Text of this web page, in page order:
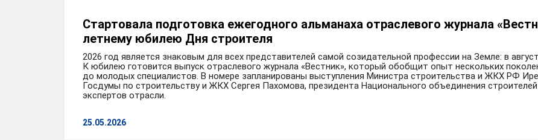
Стартовала подготовка ежегодного альманаха отраслевого журнала
летнему юбилею Дня строителя
2026 год является знаковым для всех представителей самой созидательной профессии на Земле: в
К юбилею готовится выпуск отраслевого журнала «Вестник», который обобщит опыт нескольких
до молодых специалистов. В номере запланированы выступления Министра строительства и ЖКХ РФ
Госдумы по строительству и ЖКХ Сергея Пахомова, президента Национального объединения
экспертов отрасли.
25.05.2026